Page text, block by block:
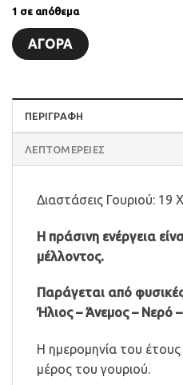
1 σε απόθεμα
ΑΓΟΡΆ
ΠΕΡΙΓΡΑΦΗ
ΛΕΠΤΟΜΈΡΕΙΕΣ
Διαστάσεις Γουριού: 19
Η πράσινη ενέργεια
μέλλοντος.
Παράγεται από
Ήλιος – Άνεμος – Νερό
Η ημερομηνία του
μέρος του γουριού.